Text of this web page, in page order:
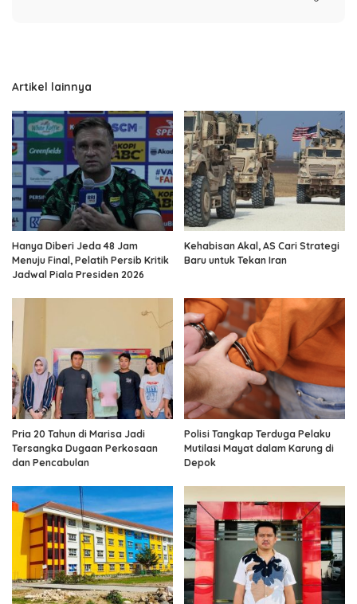
Artikel lainnya
Hanya Diberi Jeda 48 Jam
Menuju Final, Pelatih Persib Kritik
Jadwal Piala Presiden 2026
Kehabisan Akal, AS Cari Strategi
Baru untuk Tekan Iran
Pria 20 Tahun di Marisa Jadi
Tersangka Dugaan Perkosaan
dan Pencabulan
Polisi Tangkap Terduga Pelaku
Mutilasi Mayat dalam Karung di
Depok